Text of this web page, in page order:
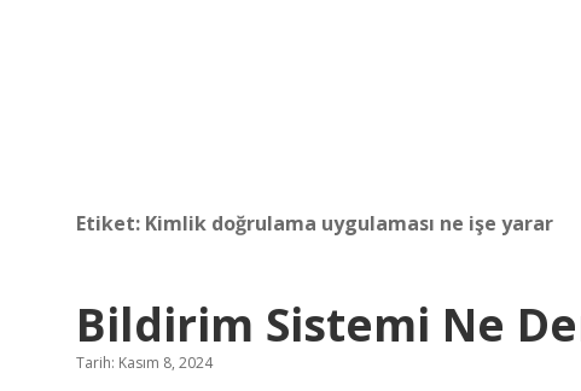
Etiket: Kimlik doğrulama uygulaması ne işe yarar
Bildirim Sistemi Ne
Tarih: Kasım 8, 2024